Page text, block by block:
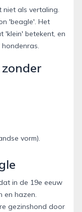
niet als vertaling.
'beagle'. Het
'klein' betekent, en
vorm).
in de 19e eeuw
en hazen.
gezinshond door